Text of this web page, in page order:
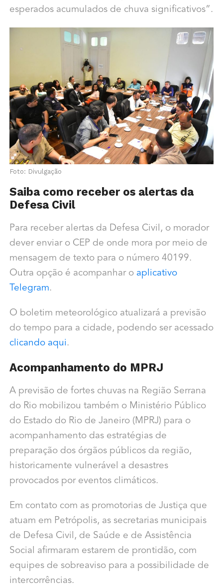
esperados acumulados de chuva significativos”.
Foto: Divulgação
Saiba como receber os alertas da
Defesa Civil
Para receber alertas da Defesa Civil, o morador
dever enviar o CEP de onde mora por meio de
mensagem de texto para o número 40199.
Outra opção é acompanhar o aplicativo
Telegram.
O boletim meteorológico atualizará a previsão
do tempo para a cidade, podendo ser acessado
clicando aqui .
Acompanhamento do MPRJ
A previsão de fortes chuvas na Região Serrana
do Rio mobilizou também o Ministério Público
do Estado do Rio de Janeiro (MPRJ) para o
acompanhamento das estratégias de
preparação dos órgãos públicos da região,
historicamente vulnerável a desastres
provocados por eventos climáticos.
Em contato com as promotorias de Justiça que
atuam em Petrópolis, as secretarias municipais
de Defesa Civil, de Saúde e de Assistência
Social afirmaram estarem de prontidão, com
equipes de sobreaviso para a possibilidade de
intercorrências.